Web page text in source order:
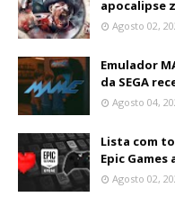
apocalipse
Agosto 02,
Emulador
da SEGA
Agosto 04,
Lista com
Epic Games
Agosto 02,